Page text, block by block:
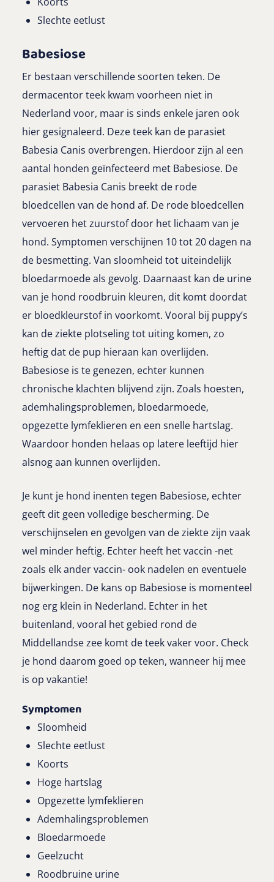
Slechte eetlust
Babesiose
Er bestaan verschillende soorten teken. De
dermacentor teek kwam voorheen niet in
Nederland voor, maar is sinds enkele jaren ook
hier gesignaleerd. Deze teek kan de parasiet
Babesia Canis overbrengen. Hierdoor zijn al een
aantal honden geïnfecteerd met Babesiose. De
parasiet Babesia Canis breekt de rode
bloedcellen van de hond af. De rode bloedcellen
vervoeren het zuurstof door het lichaam van je
hond. Symptomen verschijnen 10 tot 20 dagen na
de besmetting. Van sloomheid tot uiteindelijk
bloedarmoede als gevolg. Daarnaast kan de urine
van je hond roodbruin kleuren, dit komt doordat
er bloedkleurstof in voorkomt. Vooral bij puppy’s
kan de ziekte plotseling tot uiting komen, zo
heftig dat de pup hieraan kan overlijden.
Babesiose is te genezen, echter kunnen
chronische klachten blijvend zijn. Zoals hoesten,
ademhalingsproblemen, bloedarmoede,
opgezette lymfeklieren en een snelle hartslag.
Waardoor honden helaas op latere leeftijd hier
alsnog aan kunnen overlijden.
Je kunt je hond inenten tegen Babesiose, echter
geeft dit geen volledige bescherming. De
verschijnselen en gevolgen van de ziekte zijn vaak
wel minder heftig. Echter heeft het vaccin -net
zoals elk ander vaccin- ook nadelen en eventuele
bijwerkingen. De kans op Babesiose is momenteel
nog erg klein in Nederland. Echter in het
buitenland, vooral het gebied rond de
Middellandse zee komt de teek vaker voor. Check
je hond daarom goed op teken, wanneer hij mee
is op vakantie!
Symptomen
Sloomheid
Slechte eetlust
Koorts
Hoge hartslag
Opgezette lymfeklieren
Ademhalingsproblemen
Bloedarmoede
Geelzucht
Roodbruine urine